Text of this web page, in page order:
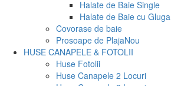
Halate de Baie Single
Halate de Baie cu Gluga
Covorase de baie
Prosoape de PlajaNou
HUSE CANAPELE & FOTOLII
Huse Fotolii
Huse Canapele 2 Locuri